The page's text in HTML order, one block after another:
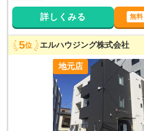
詳しくみる 無料
5位 エルハウジング株式会社
地元店